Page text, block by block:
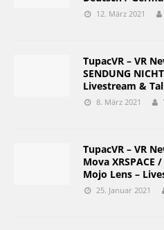
12. März 2021
TupacVR – VR
SENDUNG
Livestream &
8. März 2021
TupacVR – VR
Mova
Mojo Lens –
25. Januar 2021